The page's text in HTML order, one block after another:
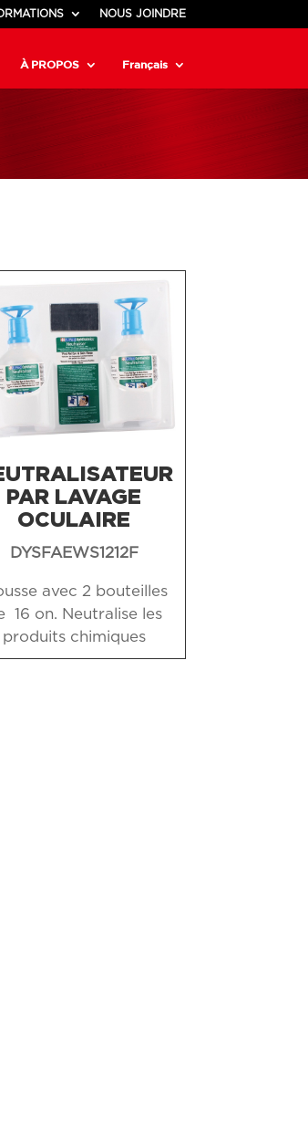
NOUS JOINDRE
À PROPOS Français
PAR LAVAGE
OCULAIRE
DYSFAEWS1212F
avec 2 bouteilles
16 on. Neutralise les
produits chimiques